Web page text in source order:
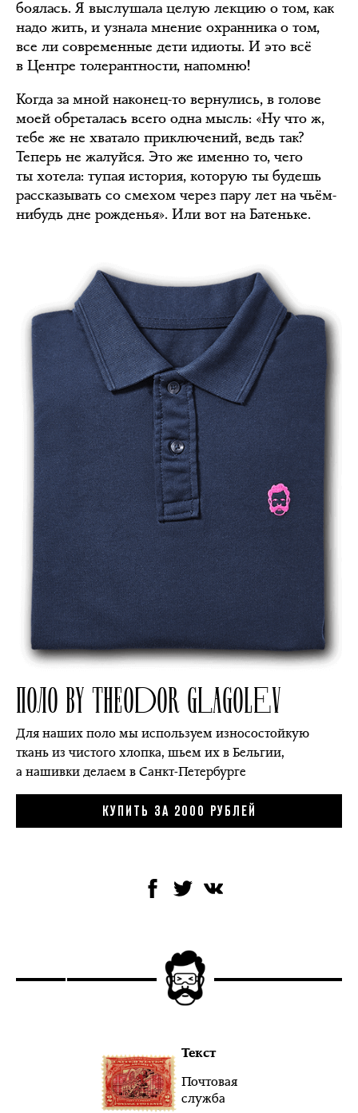
боялась. Я выслушала целую лекцию о том, как
надо жить, и узнала мнение охранника о том,
все ли современные дети идиоты. И это всё
в Центре толерантности, напомню!
Когда за мной наконец-то вернулись, в голове
моей обреталась всего одна мысль: «Ну что ж,
тебе же не хватало приключений, ведь так?
Теперь не жалуйся. Это же именно то, чего
ты хотела: тупая история, которую ты будешь
рассказывать со смехом через пару лет на чьём-
нибудь дне рожденья». Или вот на Батеньке.
ПОЛО BY THEODOR GLAGOLEV
Для наших поло мы используем износостойкую
ткань из чистого хлопка, шьем их в Бельгии,
а нашивки делаем в Санкт-Петербурге
КУПИТЬ ЗА 2000 РУБЛЕЙ
Текст
Почтовая
служба